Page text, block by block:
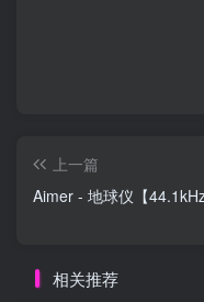
上一篇
Aimer - 地球仪【
相关推荐